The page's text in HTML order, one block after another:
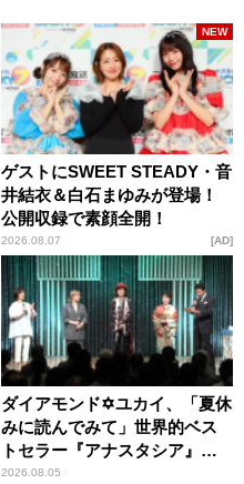
ゲストにSWEET STEADY・音
井結衣＆白石まゆみが登場！
公開収録で素顔全開！
2026.08.07
NEW
AD
ダイアモンド✡ユカイ、「夏休
みに読んでみて」世界的ベス
トセラー『アナスタシア』を
紹介
2026.08.05